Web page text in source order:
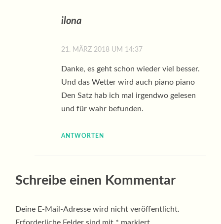
ilona
21. MÄRZ 2018 UM 14:37
Danke, es geht schon wieder viel besser.
Und das Wetter wird auch piano piano
Den Satz hab ich mal irgendwo gelesen
und für wahr befunden.
ANTWORTEN
Schreibe einen Kommentar
Deine E-Mail-Adresse wird nicht veröffentlicht.